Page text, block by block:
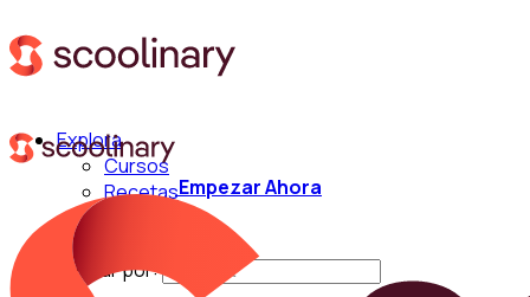
Explora
Cursos
Recetas
Buscar por:
Empezar Ahora